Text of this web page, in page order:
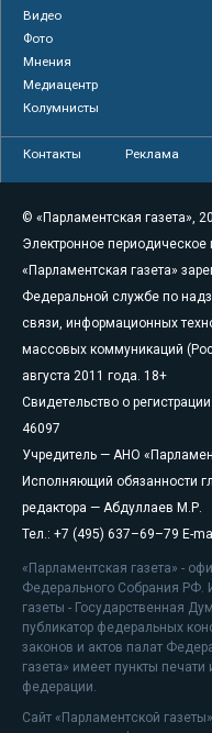
Видео
Фото
Мнения
Медиацентр
Колумнисты
Контакты Реклама
© «Парламентская газета»,
Электронное периодическое
«Парламентская газета»
Федеральной службе по
связи, информационных
массовых коммуникаций
августа 2011 года. 18+
Свидетельство о
46097
Учредитель — АНО
Исполняющий обязанности
редактора — Абдуллаев М.Р.
Тел.: +7 (495) 637–69–79 E-
«Парламентская газета» -
Федерального Собрания РФ.
газеты - Государственная
публикатор федеральных
законов и актов палат
газета» имеет пункты
федерации.
Сайт «Парламентской